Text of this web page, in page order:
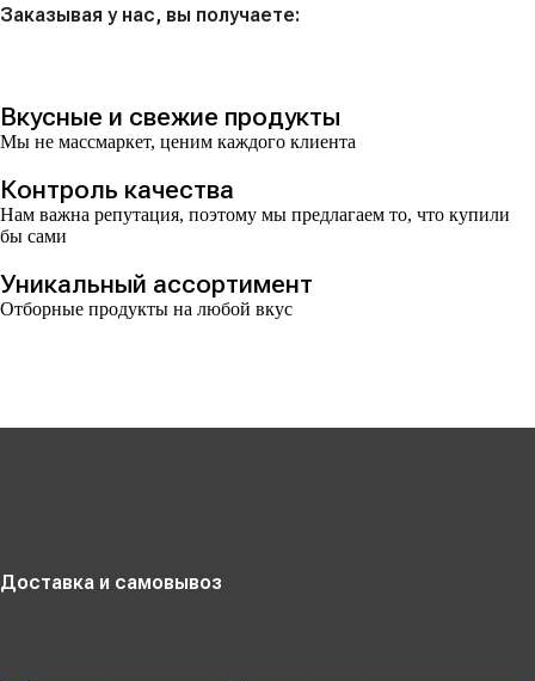
Заказывая у нас, вы получаете:
Вкусные и свежие продукты
Мы не массмаркет, ценим каждого клиента
Контроль качества
Нам важна репутация, поэтому мы предлагаем то, что купили
бы сами
Уникальный ассортимент
Отборные продукты на любой вкус
Доставка и самовывоз